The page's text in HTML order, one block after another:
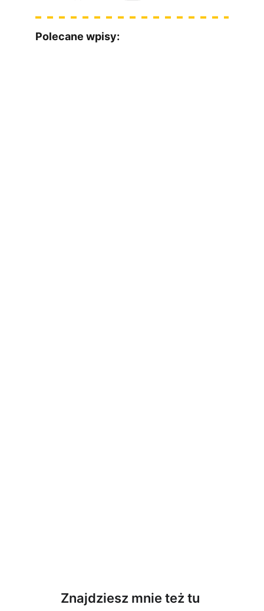
Polecane wpisy:
Znajdziesz mnie też tu